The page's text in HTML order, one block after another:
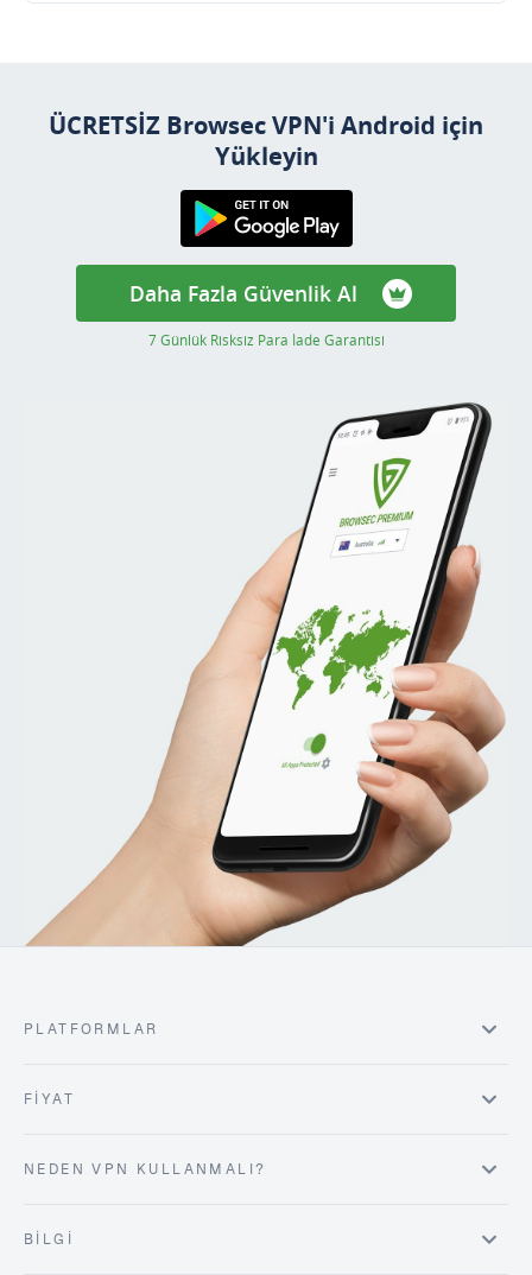
ÜCRETSİZ Browsec VPN'i Android için
Yükleyin
Şimdi Yükle
Daha Fazla Güvenlik Al
7 Günlük Risksiz Para İade Garantisi
PLATFORMLAR
FIYAT
NEDEN VPN KULLANMALI?
BILGI